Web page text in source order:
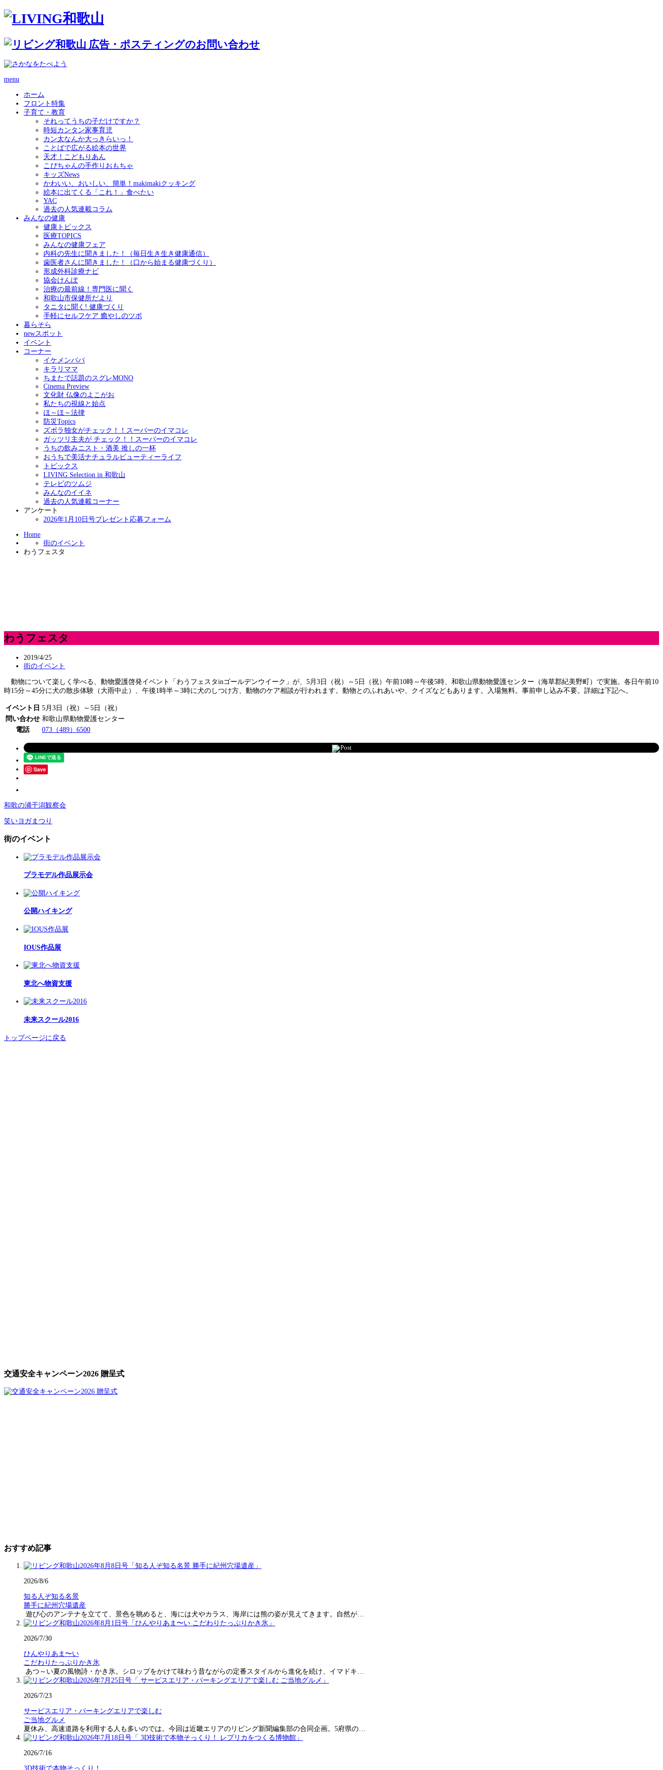
menu
ホーム
フロント特集
子育て・教育
それってうちの子だけですか？
時短カンタン家事育児
カン太なんか大っきらいっ！
ことばで広がる絵本の世界
天才！こどもりあん
こぴちゃんの手作りおもちゃ
キッズNews
かわいい、おいしい、簡単！makimakiクッキング
絵本に出てくる「これ！」食べたい
YAC
過去の人気連載コラム
みんなの健康
健康トピックス
医療TOPICS
みんなの健康フェア
内科の先生に聞きました！（毎日生き生き健康通信）
歯医者さんに聞きました！（口から始まる健康づくり）
形成外科診療ナビ
協会けんぽ
治療の最前線！専門医に聞く
和歌山市保健所だより
タニタに聞く! 健康づくり
手軽にセルフケア 癒やしのツボ
暮らそら
newスポット
イベント
コーナー
イケメンパパ
キラリママ
ちまたで話題のスグレMONO
Cinema Preview
文化財 仏像のよこがお
私たちの視線と始点
ほ～ほ～法律
防災Topics
ズボラ独女がチェック！！スーパーのイマコレ
ガッツリ主夫が チェック！！スーパーのイマコレ
うちの飲みニスト・酒美 推しの一杯
おうちで美活ナチュラルビューティーライフ
トピックス
LIVING Selection in 和歌山
テレビのツムジ
みんなのイイネ
過去の人気連載コーナー
アンケート
2026年1月10日号プレゼント応募フォーム
Home
街のイベント
わうフェスタ
わうフェスタ
2019/4/25
街のイベント
動物について楽しく学べる、動物愛護啓発イベント「わうフェスタinゴールデンウイーク」が、5月3日（祝）～5日（祝）午前10時～午後5時、和歌山県動物愛護センター（海草郡紀美野町）で実施。各日午前10
時15分～45分に犬の散歩体験（大雨中止）、午後1時半～3時に犬のしつけ方、動物のケア相談が行われます。動物とのふれあいや、クイズなどもあります。入場無料。事前申し込み不要。詳細は下記へ。
イベント日 5月3日（祝）～5日（祝）
問い合わせ 和歌山県動物愛護センター
電話
073（489）6500
Post
Save
和歌の浦干潟観察会
笑いヨガまつり
街のイベント
プラモデル作品展示会
公開ハイキング
IOUS作品展
東北へ物資支援
未来スクール2016
トップページに戻る
交通安全キャンペーン2026 贈呈式
おすすめ記事
2026/8/6
知る人ぞ知る名景
勝手に紀州穴場遺産
遊び心のアンテナを立てて、景色を眺めると、海には犬やカラス、海岸には熊の姿が見えてきます。自然が…
2026/7/30
ひんやりあま〜い
こだわりたっぷりかき氷
あつ～い夏の風物詩・かき氷。シロップをかけて味わう昔ながらの定番スタイルから進化を続け、イマドキ…
2026/7/23
サービスエリア・パーキングエリアで楽しむ
ご当地グルメ
夏休み、高速道路を利用する人も多いのでは。今回は近畿エリアのリビング新聞編集部の合同企画。5府県の…
2026/7/16
3D技術で本物そっくり！